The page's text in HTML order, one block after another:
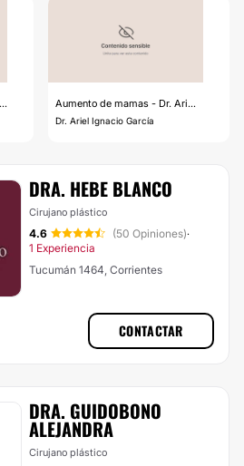
Aumento de mamas - Dr. Ari...
Dr. Ariel Ignacio García
DRA. HEBE BLANCO
Cirujano plástico
4.6 (50 Opiniones)·
1 Experiencia
Tucumán 1464, Corrientes
CONTACTAR
DRA. GUIDOBONO
ALEJANDRA
Cirujano plástico